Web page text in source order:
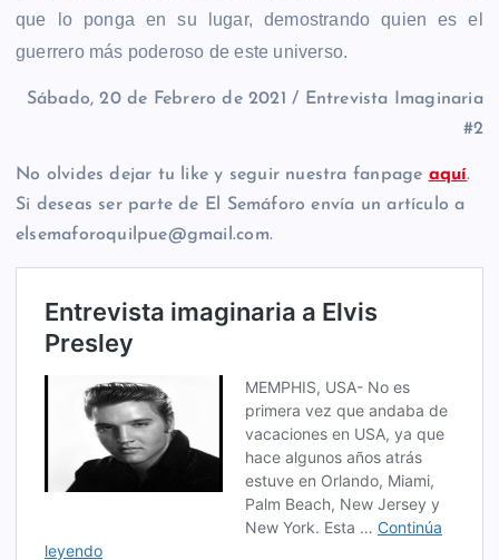
que lo ponga en su lugar, demostrando quien es el
guerrero más poderoso de este universo.
Sábado, 20 de Febrero de 2021 / Entrevista Imaginaria
#2
No olvides dejar tu like y seguir nuestra fanpage aquí.
Si deseas ser parte de El Semáforo envía un artículo a
elsemaforoquilpue@gmail.com.